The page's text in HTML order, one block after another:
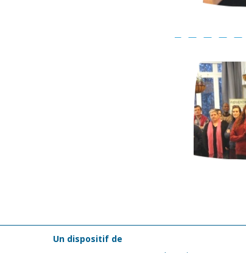
Un dispositif de